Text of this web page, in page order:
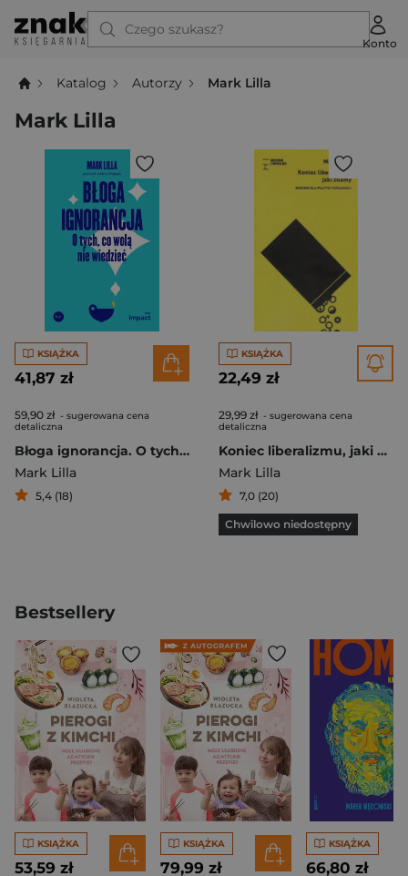
Czego szukasz?
Konto
Katalog Autorzy Mark Lilla
Mark Lilla
KSIĄŻKA
41,87 zł
59,90 zł - sugerowana cena
detaliczna
Błoga ignorancja. O tych, co wolą nie wiedzieć.
Mark Lilla
5,4 (18)
KSIĄŻKA
22,49 zł
29,99 zł - sugerowana cena
detaliczna
Koniec liberalizmu, jaki znamy
Mark Lilla
7,0 (20)
Chwilowo niedostępny
Bestsellery
KSIĄŻKA
53,59 zł
KSIĄŻKA
79,99 zł
KSIĄŻKA
66,80 zł